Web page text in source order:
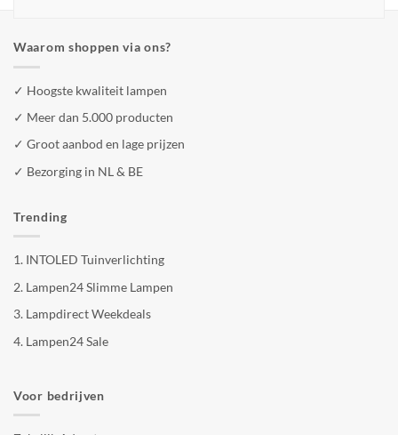
Waarom shoppen via ons?
✓ Hoogste kwaliteit lampen
✓ Meer dan 5.000 producten
✓ Groot aanbod en lage prijzen
✓ Bezorging in NL & BE
Trending
1. INTOLED Tuinverlichting
2. Lampen24 Slimme Lampen
3. Lampdirect Weekdeals
4. Lampen24 Sale
Voor bedrijven